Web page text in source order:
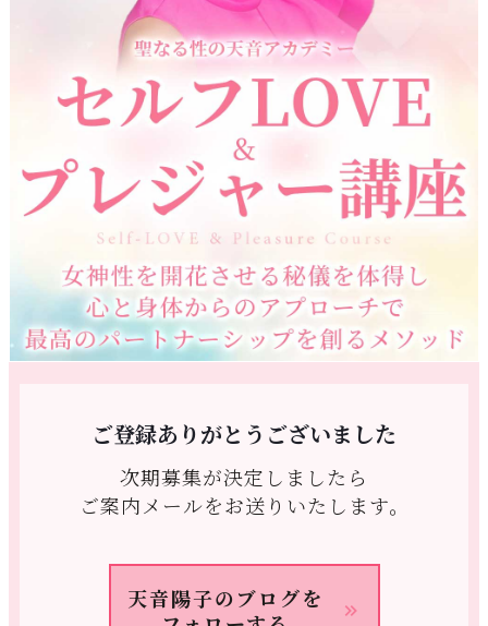
ご登録ありがとうございました
次期募集が決定しましたら
ご案内メールをお送りいたします。
天音陽子のブログを